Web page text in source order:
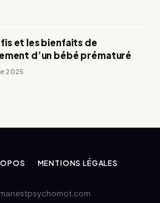
et les bienfaits de
d’un bébé prématuré
2025
MENTIONS LÉGALES